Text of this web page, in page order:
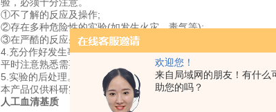
欢迎您！
来自局域网的朋友！有什么
助您的吗？
①不了解的反应及操作;
②存在多种危险性的实验(如发生火灾、毒气等);
③在严酷的反应条件(如高温、高压等)下进行的实验。
4.充分作好发生事故时的预防措施并加以检查。
平时注意熟悉需要关闭的主要龙头、电气开关，灭火器的位置及
5.实验的后处理。实验的后处理工作，亦属实验过程的组成部份
本产品仅供科研实验用，不做其它用途！
人工血清基质